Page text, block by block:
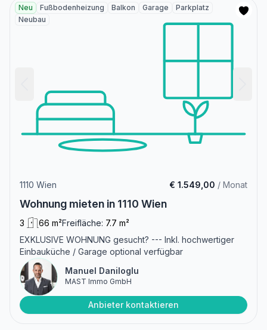
Neu Fußbodenheizung Balkon Garage
Parkplatz
Neubau
1110 Wien € 1.549,00 / Monat
Wohnung mieten in 1110 Wien
3 66 m²Freifläche: 7.7 m²
EXKLUSIVE WOHNUNG gesucht? --- Inkl. hochwertiger
Einbauküche / Garage optional verfügbar
Manuel Daniloglu
MAST Immo GmbH
Anbieter kontaktieren